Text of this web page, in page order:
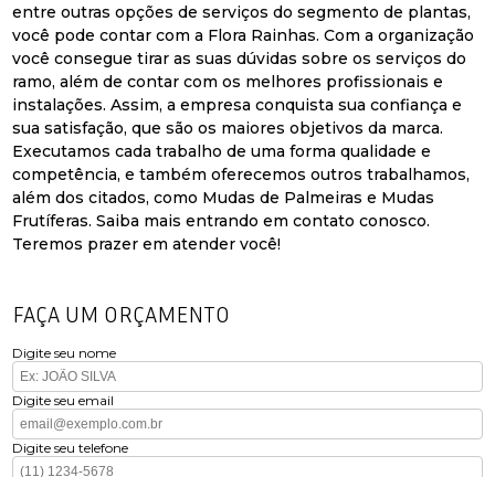
entre outras opções de serviços do segmento de plantas,
você pode contar com a Flora Rainhas. Com a organização
você consegue tirar as suas dúvidas sobre os serviços do
ramo, além de contar com os melhores profissionais e
instalações. Assim, a empresa conquista sua confiança e
sua satisfação, que são os maiores objetivos da marca.
Executamos cada trabalho de uma forma qualidade e
competência, e também oferecemos outros trabalhamos,
além dos citados, como Mudas de Palmeiras e Mudas
Frutíferas. Saiba mais entrando em contato conosco.
Teremos prazer em atender você!
FAÇA UM ORÇAMENTO
Digite seu nome
Digite seu email
Digite seu telefone